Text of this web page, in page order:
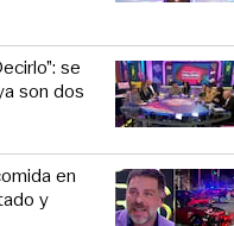
se
son dos
en
y